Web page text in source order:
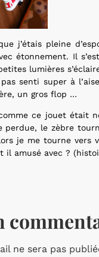
j’étais pleine
étonnement. Il
lumières
senti super à
un gros flop …
ce jouet était
perdue, le zèbre
je me tourne vers
il amusé avec ?
ne sera pas